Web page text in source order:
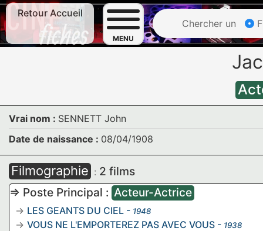
Retour Accueil
MENU
Chercher un
Vrai nom : SENNETT John
Date de naissance : 08/04/1908
Filmographie : 2 films
=> Poste Principal : Acteur-Actrice
LES GEANTS DU CIEL - 1948
VOUS NE L'EMPORTEREZ PAS AVEC VOUS - 1938